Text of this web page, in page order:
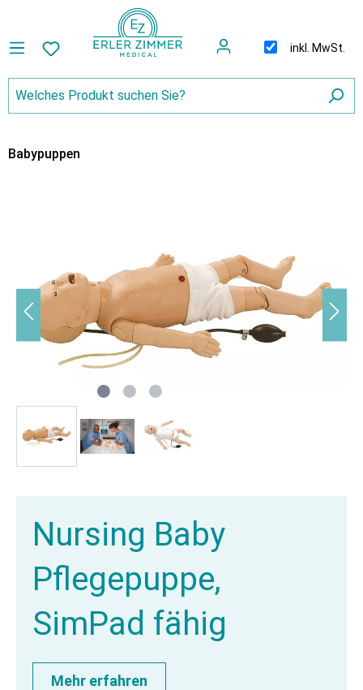
inkl. MwSt.
Babypuppen
Nursing Baby
Pflegepuppe,
SimPad fähig
Mehr erfahren